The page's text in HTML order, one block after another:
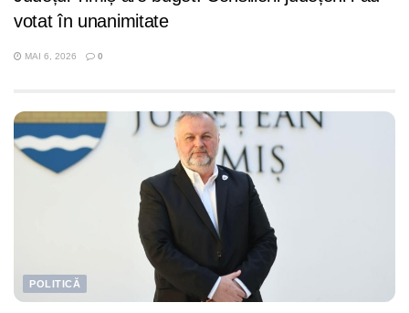
votat în unanimitate
MAI 6, 2026 0
POLITICĂ